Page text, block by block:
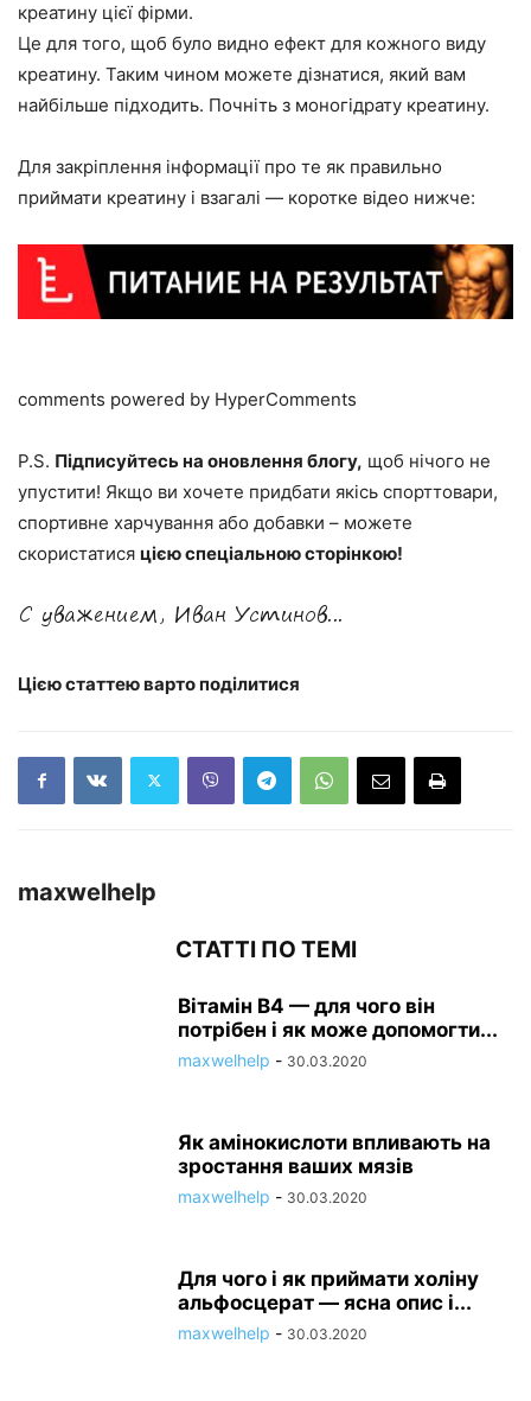
креатину цієї фірми.
Це для того, щоб було видно ефект для кожного виду
креатину. Таким чином можете дізнатися, який вам
найбільше підходить. Почніть з моногідрату креатину.
Для закріплення інформації про те як правильно
приймати креатину і взагалі — коротке відео нижче:
comments powered by HyperComments
P.S. Підписуйтесь на оновлення блогу, щоб нічого не
упустити! Якщо ви хочете придбати якісь спорттовари,
спортивне харчування або добавки – можете
скористатися цією спеціальною сторінкою!
Цією статтею варто поділитися
maxwelhelp
СТАТТІ ПО ТЕМІ
Вітамін В4 — для чого він
потрібен і як може допомогти...
maxwelhelp - 30.03.2020
Як амінокислоти впливають на
зростання ваших мязів
maxwelhelp - 30.03.2020
Для чого і як приймати холіну
альфосцерат — ясна опис і...
maxwelhelp - 30.03.2020